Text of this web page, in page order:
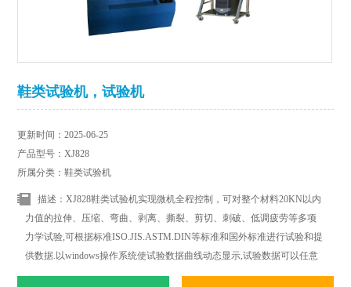
鞋类试验机，试验机
更新时间：2025-06-25
产品型号：XJ828
所属分类：鞋类试验机
描述：XJ828鞋类试验机实现微机全程控制，可对整个材料20KN以内
力值的拉伸、压缩、弯曲、剥离、撕裂、剪切、刺破、低调疲劳等多项
力学试验,可根据标准ISO.JIS.ASTM.DIN等标准和国外标准进行试验和提
供数据.以windows操作系统使试验数据曲线动态显示,试验数据可以任意
删加,对曲线操作更加简便.轻松.随时随地都可以进行曲线遍历.叠加.分离.